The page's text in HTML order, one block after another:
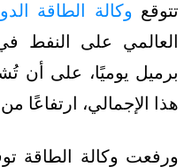
تتوقع وكالة الطاقة
هذا الإجمالي، ارتفاعًا من 16.2 مليونًا في 2023.
ورفعت وكالة الطاقة